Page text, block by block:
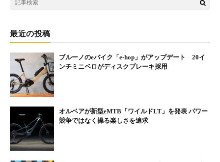
適応身長：151cm～（ワンサイズ）
変速：外装7段
重量：22.0kg（バッテリー含む）
製品詳細はこちら
最近の投稿
ブルーノのeバイク「e-hop」がアップデート 20イ
ンチミニベロがディスクブレーキ採用
オルベアが新型eMTB「ワイルドLT」を発表 パワー
競争ではなく操る楽しさを追求